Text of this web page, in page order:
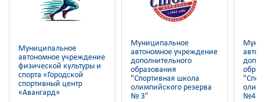
Муниципальное
автономное учреждение
физической культуры и
спорта «Городской
спортивный центр
«Авангард»
Муниципальное
автономное учреждение
дополнительного
образования
"Спортивная школа
олимпийского резерва
№ 3"
№4"